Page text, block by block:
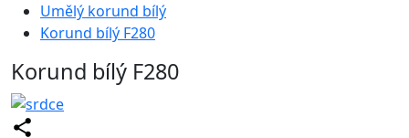
Umělý korund bílý
Korund bílý F280
Korund bílý F280